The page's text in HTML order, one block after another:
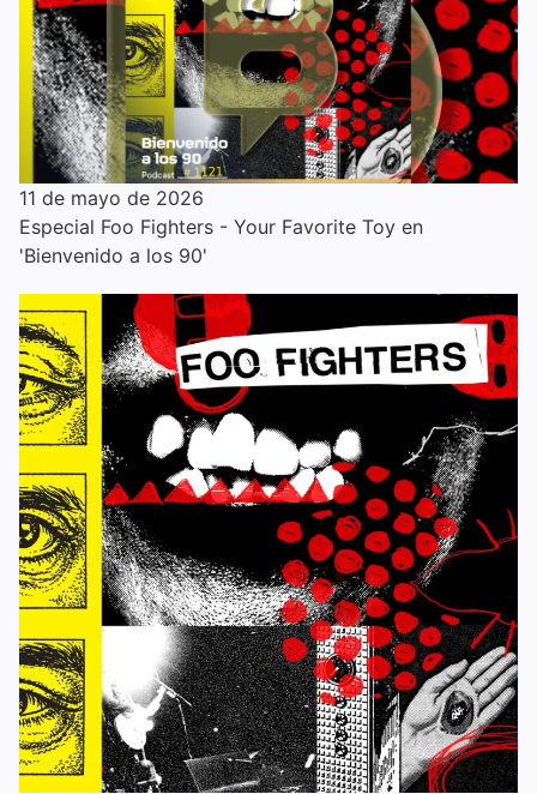
11 de mayo de 2026
Especial Foo Fighters - Your Favorite Toy en
'Bienvenido a los 90'